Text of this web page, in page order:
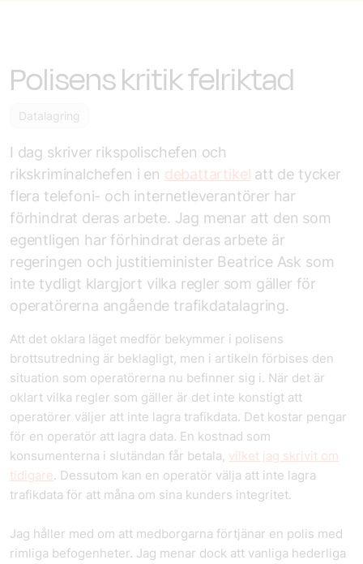
Polisens kritik felriktad
Datalagring
I dag skriver rikspolischefen och
rikskriminalchefen i en debattartikel att de tycker
flera telefoni- och internetleverantörer har
förhindrat deras arbete. Jag menar att den som
egentligen har förhindrat deras arbete är
regeringen och justitieminister Beatrice Ask som
inte tydligt klargjort vilka regler som gäller för
operatörerna angående trafikdatalagring.
Att det oklara läget medför bekymmer i polisens
brottsutredning är beklagligt, men i artikeln förbises den
situation som operatörerna nu befinner sig i. När det är
oklart vilka regler som gäller är det inte konstigt att
operatörer väljer att inte lagra trafikdata. Det kostar pengar
för en operatör att lagra data. En kostnad som
konsumenterna i slutändan får betala, vilket jag skrivit om
tidigare. Dessutom kan en operatör välja att inte lagra
trafikdata för att måna om sina kunders integritet.
Jag håller med om att medborgarna förtjänar en polis med
rimliga befogenheter. Jag menar dock att vanliga hederliga